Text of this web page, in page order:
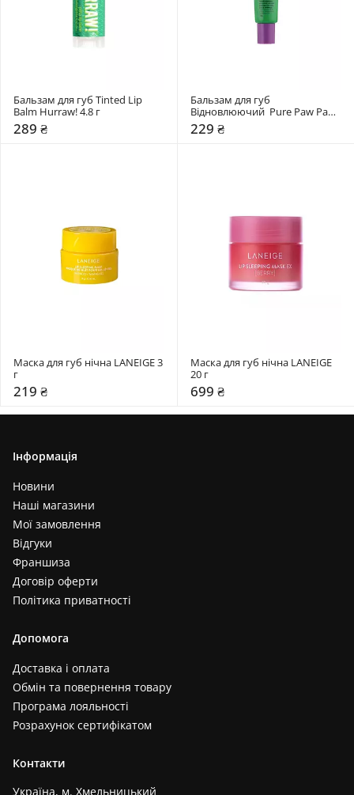
Бальзам для губ Tinted Lip
Balm Hurraw! 4.8 г
289 ₴
Бальзам для губ
Відновлюючий  Pure Paw Paw
15 гр
229 ₴
Маска для губ нічна LANEIGE 3
г
219 ₴
Маска для губ нічна LANEIGE
20 г
699 ₴
Інформація
Новини
Наші магазини
Мої замовлення
Відгуки
Франшиза
Договір оферти
Політика приватності
Допомога
Доставка і оплата
Обмін та повернення товару
Програма лояльності
Розрахунок сертифікатом
Контакти
Україна, м. Хмельницький